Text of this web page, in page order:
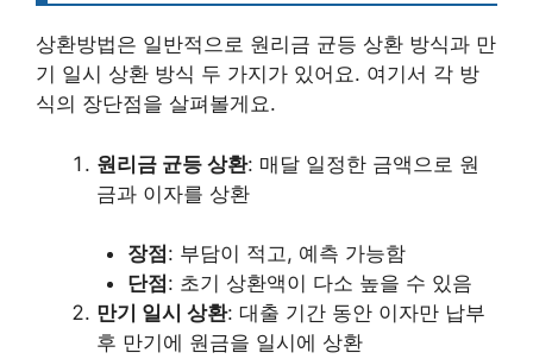
상환방법은 일반적으로 원리금 균등 상환 방식과 만
기 일시 상환 방식 두 가지가 있어요. 여기서 각 방
식의 장단점을 살펴볼게요.
원리금 균등 상환: 매달 일정한 금액으로 원
금과 이자를 상환
장점 : 부담이 적고, 예측 가능함
단점 : 초기 상환액이 다소 높을 수 있음
만기 일시 상환: 대출 기간 동안 이자만 납부
후 만기에 원금을 일시에 상환